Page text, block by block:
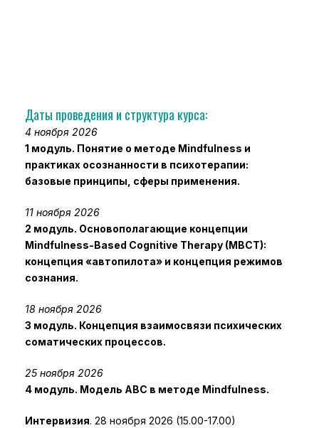
Даты проведения и структура курса:
4 ноября 2026
1 модуль. Понятие о методе Mindfulness и
практиках осознанности в психотерапии:
базовые принципы, сферы применения.
11 ноября 2026
2 модуль. Основополагающие концепции
Mindfulness-Based Cognitive Therapy (MBCT):
концепция «автопилота» и концепция режимов
сознания.
18 ноября 2026
3 модуль. Концепция взаимосвязи психических
соматических процессов.
25 ноября 2026
4 модуль. Модель ABC в методе Mindfulness.
Интервизия. 28 ноября 2026 (15.00-17.00)